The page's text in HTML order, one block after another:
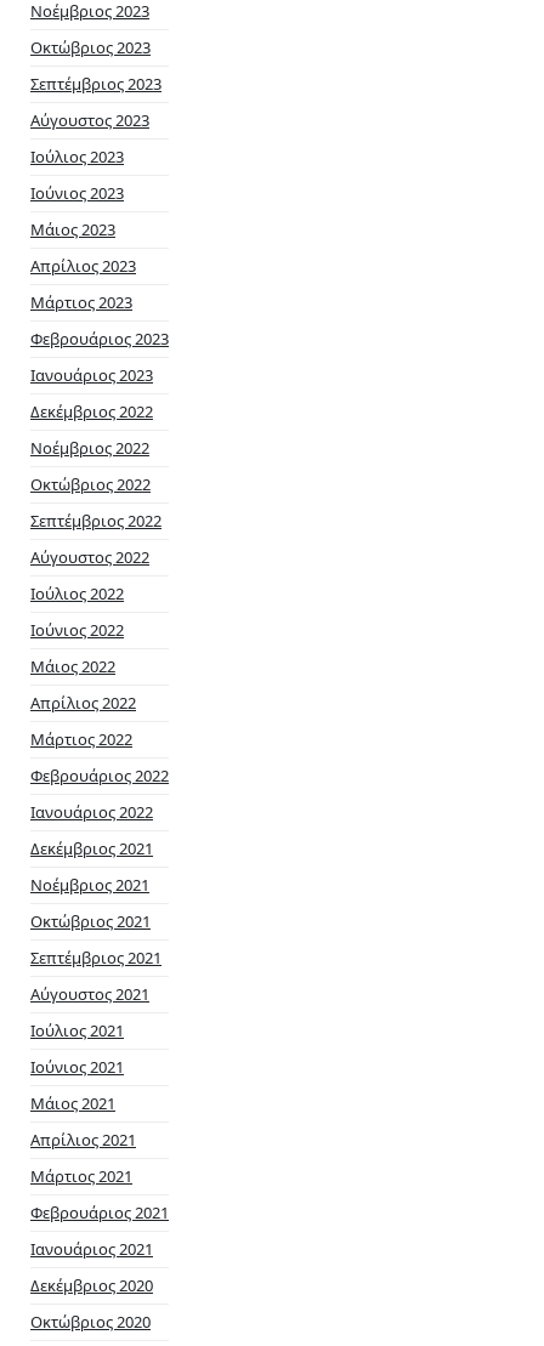
Νοέμβριος 2023
Οκτώβριος 2023
Σεπτέμβριος 2023
Αύγουστος 2023
Ιούλιος 2023
Ιούνιος 2023
Μάιος 2023
Απρίλιος 2023
Μάρτιος 2023
Φεβρουάριος 2023
Ιανουάριος 2023
Δεκέμβριος 2022
Νοέμβριος 2022
Οκτώβριος 2022
Σεπτέμβριος 2022
Αύγουστος 2022
Ιούλιος 2022
Ιούνιος 2022
Μάιος 2022
Απρίλιος 2022
Μάρτιος 2022
Φεβρουάριος 2022
Ιανουάριος 2022
Δεκέμβριος 2021
Νοέμβριος 2021
Οκτώβριος 2021
Σεπτέμβριος 2021
Αύγουστος 2021
Ιούλιος 2021
Ιούνιος 2021
Μάιος 2021
Απρίλιος 2021
Μάρτιος 2021
Φεβρουάριος 2021
Ιανουάριος 2021
Δεκέμβριος 2020
Οκτώβριος 2020